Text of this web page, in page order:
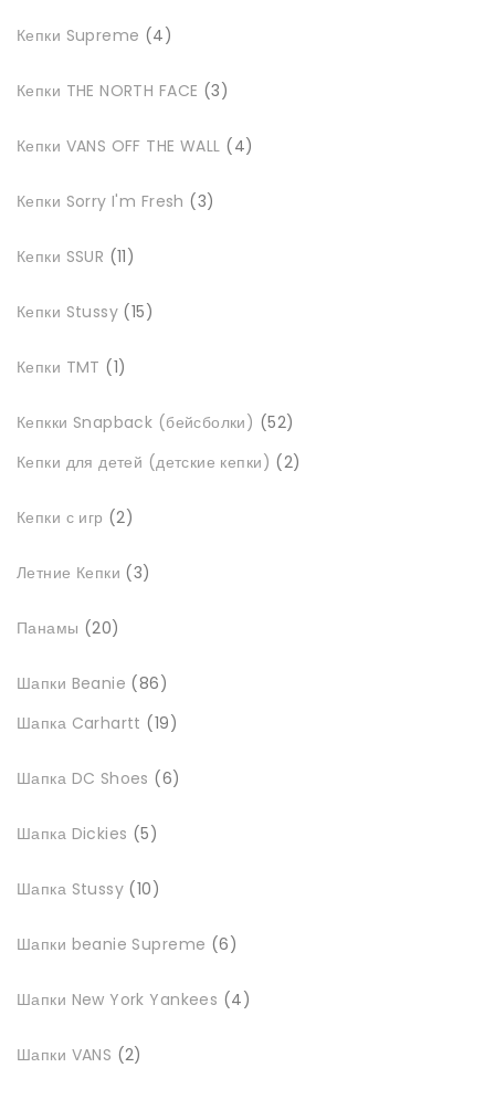
Кепки Supreme 4товари
Кепки THE NORTH FACE 3товари
Кепки VANS OFF THE WALL 4товари
Кепки Sorry I'm Fresh 3товари
Кепки SSUR 11товарів
Кепки Stussy 15товарів
Кепки TMT 1товар
Кепкки Snapback (бейсболки) 52товари
Кепки для детей (детские кепки)
22
Кепки с игр
2товари
Летние Кепки 3товари
Панамы 20товарів
Шапки Beanie 86товарів
Шапка Carhartt
1919
Шапка DC Shoes
6товарів
Шапка Dickies 5товарів
Шапка Stussy 10товарів
Шапки beanie Supreme 6товарів
Шапки New York Yankees 4товари
Шапки VANS 2товари